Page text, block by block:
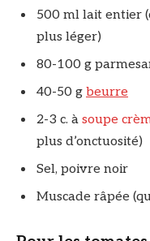
500 ml lait entier
plus léger)
80-100 g
40-50 g beurre
2-3 c. à soupe
plus d’onctuosité)
Sel, poivre noir
Muscade râpée